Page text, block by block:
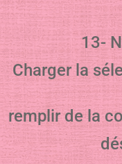
13-
Charger la
remplir de la